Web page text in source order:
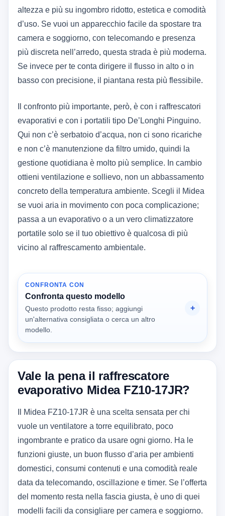
altezza e più su ingombro ridotto, estetica e comodità
d’uso. Se vuoi un apparecchio facile da spostare tra
camera e soggiorno, con telecomando e presenza
più discreta nell’arredo, questa strada è più moderna.
Se invece per te conta dirigere il flusso in alto o in
basso con precisione, il piantana resta più flessibile.
Il confronto più importante, però, è con i raffrescatori
evaporativi e con i portatili tipo De’Longhi Pinguino.
Qui non c’è serbatoio d’acqua, non ci sono ricariche
e non c’è manutenzione da filtro umido, quindi la
gestione quotidiana è molto più semplice. In cambio
ottieni ventilazione e sollievo, non un abbassamento
concreto della temperatura ambiente. Scegli il Midea
se vuoi aria in movimento con poca complicazione;
passa a un evaporativo o a un vero climatizzatore
portatile solo se il tuo obiettivo è qualcosa di più
vicino al raffrescamento ambientale.
CONFRONTA CON
Confronta questo modello
Questo prodotto resta fisso; aggiungi
un'alternativa consigliata o cerca un altro
modello.
Vale la pena il raffrescatore
evaporativo Midea FZ10-17JR?
Il Midea FZ10-17JR è una scelta sensata per chi
vuole un ventilatore a torre equilibrato, poco
ingombrante e pratico da usare ogni giorno. Ha le
funzioni giuste, un buon flusso d’aria per ambienti
domestici, consumi contenuti e una comodità reale
data da telecomando, oscillazione e timer. Se l’offerta
del momento resta nella fascia giusta, è uno di quei
modelli facili da consigliare per camera e soggiorno.